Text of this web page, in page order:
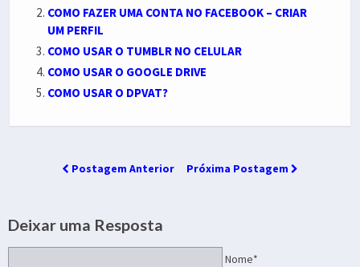
COMO FAZER UMA CONTA NO FACEBOOK – CRIAR
UM PERFIL
COMO USAR O TUMBLR NO CELULAR
COMO USAR O GOOGLE DRIVE
COMO USAR O DPVAT?
Postagem Anterior Próxima Postagem
Deixar uma Resposta
Nome*